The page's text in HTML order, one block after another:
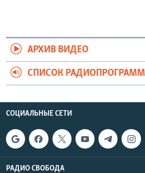
АРХИВ ВИДЕО
СПИСОК РАДИОПРОГРАММ
СОЦИАЛЬНЫЕ СЕТИ
РАДИО СВОБОДА